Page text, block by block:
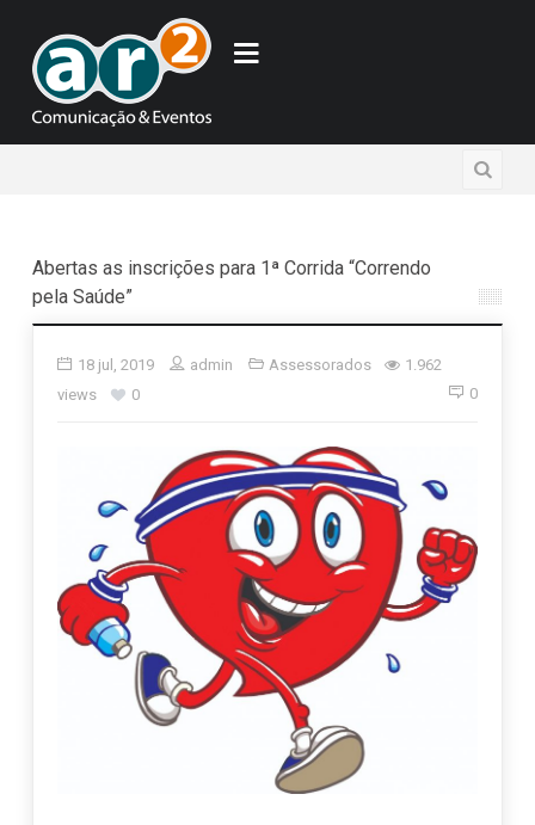
Abertas as inscrições para 1ª Corrida “Correndo
pela Saúde”
18 jul, 2019 admin Assessorados
1.962
views
0 0